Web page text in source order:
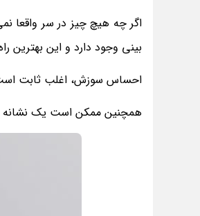
اگر چه هیچ چیز در سر واقعا
بینی وجود دارد و این
احساس سوزش، اغلب ثابت
همچنین ممکن است یک نشانه